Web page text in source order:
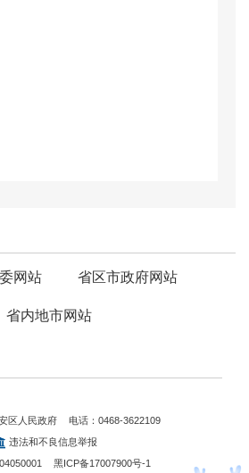
网站 省区市政府网站
省内地市网站
区人民政府
电话：0468-3622109
违法和不良信息举报
黑ICP备17007900号-1